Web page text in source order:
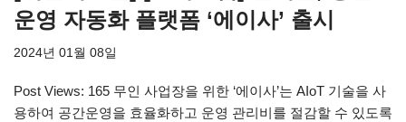
운영 자동화 플랫폼 ‘에이사’ 출시
2024년 01월 08일
Post Views: 165 무인 사업장을 위한 ‘에이사’는 AIoT 기술을 사
용하여 공간운영을 효율화하고 운영 관리비를 절감할 수 있도록